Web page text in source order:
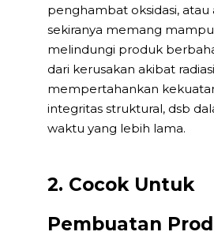
penghambat oksidasi, atau
sekiranya memang
melindungi produk
dari kerusakan akibat
mempertahankan
integritas struktural, dsb
waktu yang lebih lama.
2. Cocok Untuk
Pembuatan